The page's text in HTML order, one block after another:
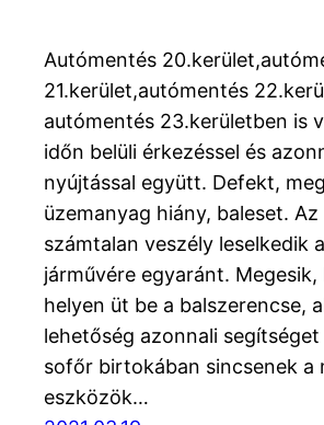
Autómentés
21.kerület,autómentés
autómentés 23.kerületben is
időn belüli érkezéssel és
nyújtással együtt. Defekt,
üzemanyag hiány, baleset.
számtalan veszély leselkedik
járművére egyaránt.
helyen üt be a balszerencse,
lehetőség azonnali segítséget
sofőr birtokában sincsenek a
eszközök…